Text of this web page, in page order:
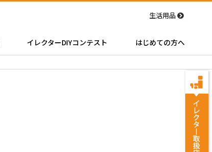
生活用品
イレクターDIYコンテスト はじめての方へ